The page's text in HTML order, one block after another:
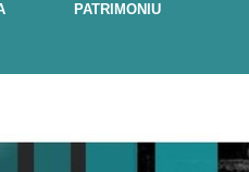
PATRIMONIU